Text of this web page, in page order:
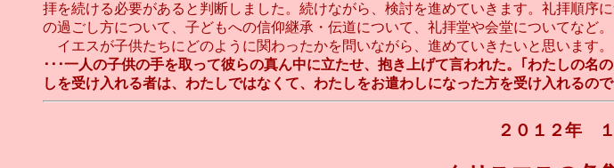
拝を続ける必要があると判断しました。続けながら、検討を進めていきます。礼拝順
の過ごし方について、子どもへの信仰継承・伝道について、礼拝堂や会堂についてなど。
イエスが子供たちにどのように関わったかを問いながら、進めていきたいと思います。
･･･一人の子供の手を取って彼らの真ん中に立たせ、抱き上げて言われた。｢わたしの
しを受け入れる者は、わたしではなくて、わたしをお遣わしになった方を受け入れるの
２０１２年